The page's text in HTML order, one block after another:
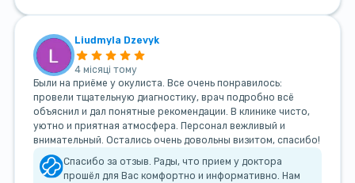
Liudmyla Dzevyk
4 місяці тому
Были на приёме у окулиста. Все очень понравилось:
провели тщательную диагностику, врач подробно всё
объяснил и дал понятные рекомендации. В клинике чисто,
уютно и приятная атмосфера. Персонал вежливый и
внимательный. Остались очень довольны визитом, спасибо!
Спасибо за отзыв. Рады, что прием у доктора
прошёл для Вас комфортно и информативно. Нам